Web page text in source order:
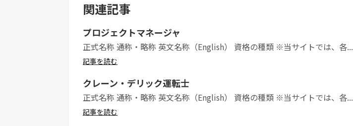
関連記事
プロジェクトマネージャ
正式名称 通称・略称 英文名称（English） 資格の種類 ※当サイトでは、各...
記事を読む
クレーン・デリック運転士
正式名称 通称・略称 英文名称（English） 資格の種類 ※当サイトでは、各...
記事を読む